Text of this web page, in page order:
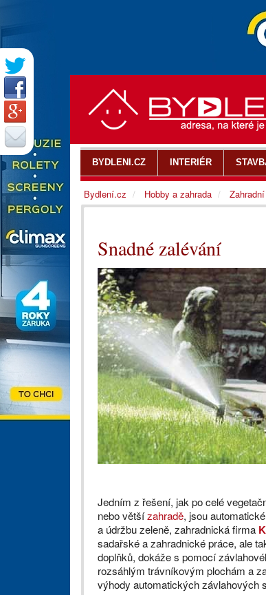
Snadné zalévání
Jedním z řešení, jak po celé
nebo většízahradě, jsou
a údržbu zeleně, zahradnická firma
sadařské a zahradnické práce, ale
doplňků, dokáže s pomocí
rozsáhlým trávníkovým plochám a
výhody automatických závlahových
BYDLENI.CZ INTERIÉR
Bydlení.cz Hobby a zahrada